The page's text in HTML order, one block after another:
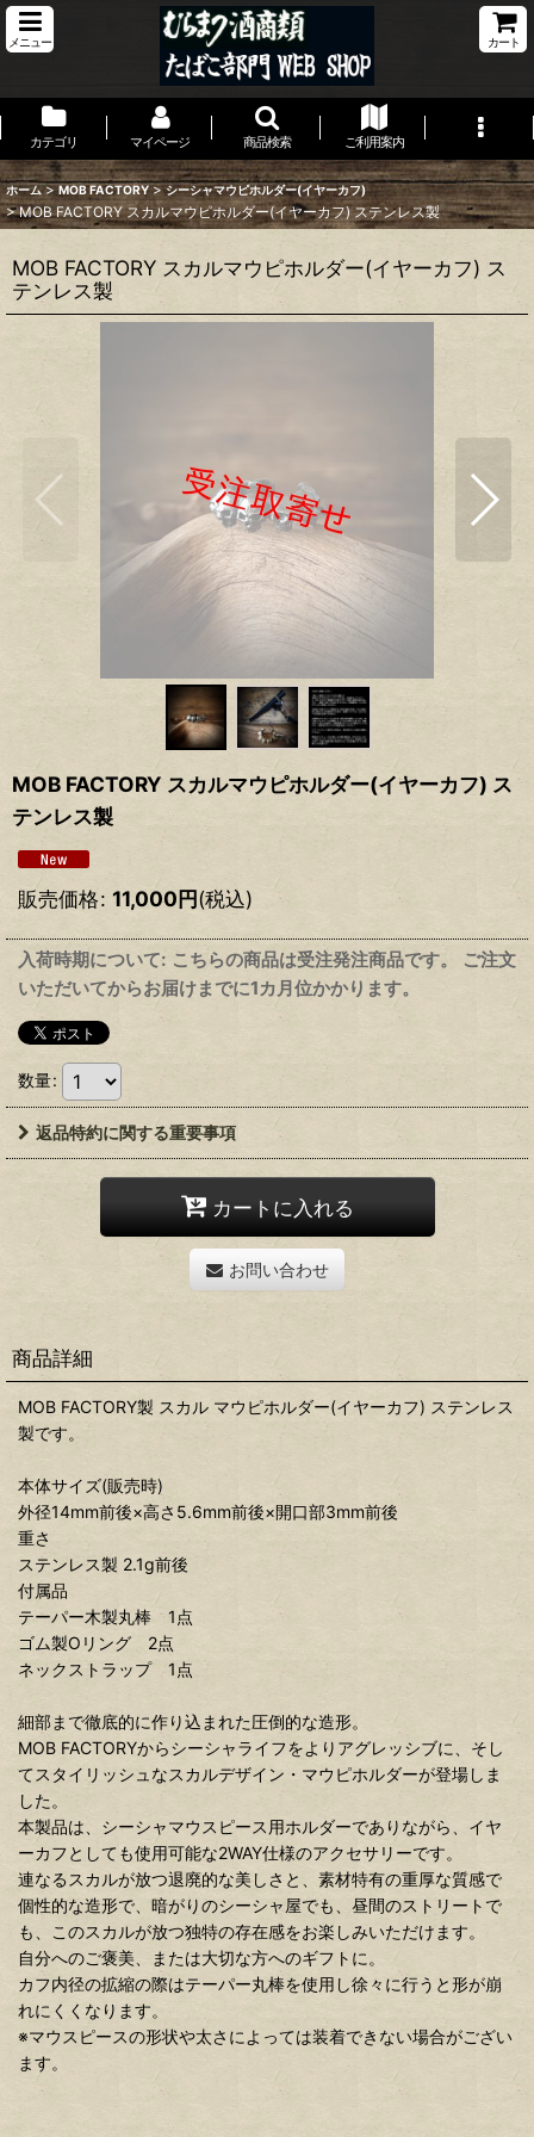
メニュー カート
カテゴリ マイページ 商品検索 ご利用案内
ホーム > MOB FACTORY > シーシャマウピホルダー(イヤーカフ)
> MOB FACTORY スカルマウピホルダー(イヤーカフ) ステンレス製
MOB FACTORY スカルマウピホルダー(イヤーカフ) ス
テンレス製
MOB FACTORY スカルマウピホルダー(イヤーカフ) ス
テンレス製
販売価格: 11,000円(税込)
入荷時期について: こちらの商品は受注発注商品です。 ご注文
いただいてからお届けまでに1カ月位かかります。
数量:
返品特約に関する重要事項
カートに入れる
お問い合わせ
商品詳細
MOB FACTORY製 スカル マウピホルダー(イヤーカフ) ステンレス
製です。
本体サイズ(販売時)
外径14mm前後×高さ5.6mm前後×開口部3mm前後
重さ
ステンレス製 2.1g前後
付属品
テーパー木製丸棒 1点
ゴム製Oリング 2点
ネックストラップ 1点
細部まで徹底的に作り込まれた圧倒的な造形。
MOB FACTORYからシーシャライフをよりアグレッシブに、そし
てスタイリッシュなスカルデザイン・マウピホルダーが登場しま
した。
本製品は、シーシャマウスピース用ホルダーでありながら、イヤ
ーカフとしても使用可能な2WAY仕様のアクセサリーです。
連なるスカルが放つ退廃的な美しさと、素材特有の重厚な質感で
個性的な造形で、暗がりのシーシャ屋でも、昼間のストリートで
も、このスカルが放つ独特の存在感をお楽しみいただけます。
自分へのご褒美、または大切な方へのギフトに。
カフ内径の拡縮の際はテーパー丸棒を使用し徐々に行うと形が崩
れにくくなります。
※マウスピースの形状や太さによっては装着できない場合がござい
ます。